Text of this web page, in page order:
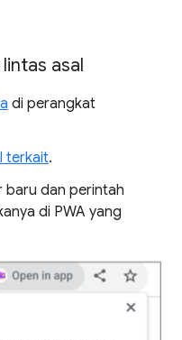
asal
di perangkat
terkait.
baru dan perintah
di PWA yang